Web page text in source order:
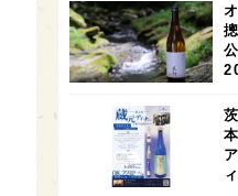
全蔵めぐり 1 シンガ
群馬県 1 熊本県 1
イギリス ノルウェー
歌舞伎町 1 沖縄県 1
saketimes_image_4